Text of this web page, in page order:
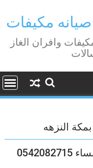
وافران الغاز
النزهه